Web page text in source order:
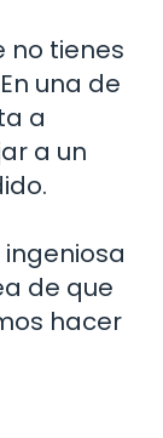
no tienes
una de
a
a un
de que
hacer